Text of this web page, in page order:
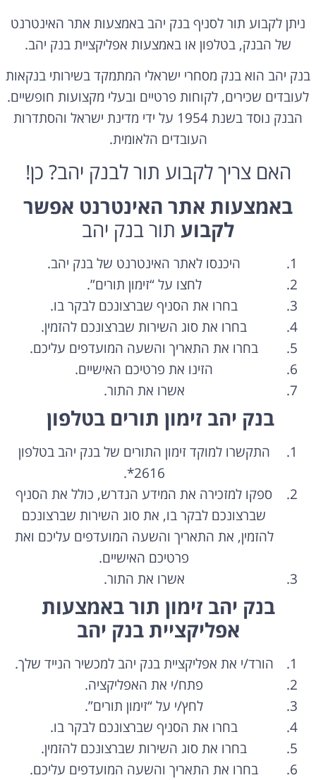
ניתן לקבוע תור לסניף בנק יהב באמצעות אתר האינטרנט
של הבנק, בטלפון או באמצעות אפליקציית בנק יהב.
בנק יהב הוא בנק מסחרי ישראלי המתמקד בשירותי בנקאות
לעובדים שכירים, לקוחות פרטיים ובעלי מקצועות חופשיים.
הבנק נוסד בשנת 1954 על ידי מדינת ישראל והסתדרות
העובדים הלאומית.
האם צריך לקבוע תור לבנק יהב? כן!
באמצעות אתר האינטרנט אפשר
לקבוע תור בנק יהב
היכנסו לאתר האינטרנט של בנק יהב.
לחצו על “זימון תורים”.
בחרו את הסניף שברצונכם לבקר בו.
בחרו את סוג השירות שברצונכם להזמין.
בחרו את התאריך והשעה המועדפים עליכם.
הזינו את פרטיכם האישיים.
אשרו את התור.
בנק יהב זימון תורים בטלפון
התקשרו למוקד זימון התורים של בנק יהב בטלפון
2616*.
ספקו למזכירה את המידע הנדרש, כולל את הסניף
שברצונכם לבקר בו, את סוג השירות שברצונכם
להזמין, את התאריך והשעה המועדפים עליכם ואת
פרטיכם האישיים.
אשרו את התור.
בנק יהב זימון תור באמצעות
אפליקציית בנק יהב
הורד/י את אפליקציית בנק יהב למכשיר הנייד שלך.
פתח/י את האפליקציה.
לחץ/י על “זימון תורים”.
בחרו את הסניף שברצונכם לבקר בו.
בחרו את סוג השירות שברצונכם להזמין.
בחרו את התאריך והשעה המועדפים עליכם.